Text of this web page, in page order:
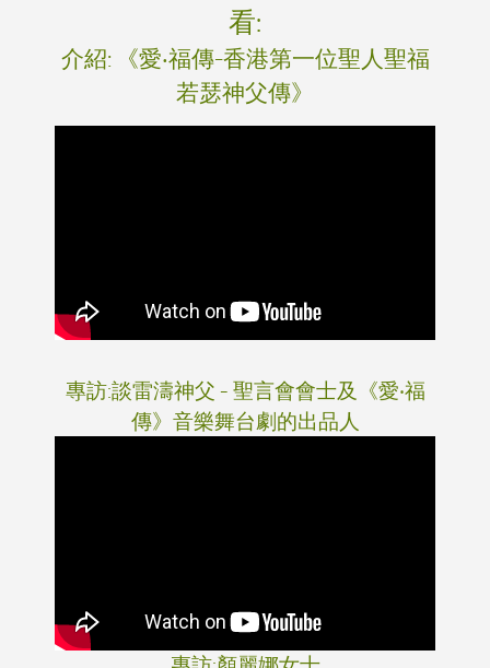
看:
介紹: 《愛‧福傳-香港第一位聖人聖福
若瑟神父傳》
專訪:談雷濤神父 - 聖言會會士及《愛‧福
傳》音樂舞台劇的出品人